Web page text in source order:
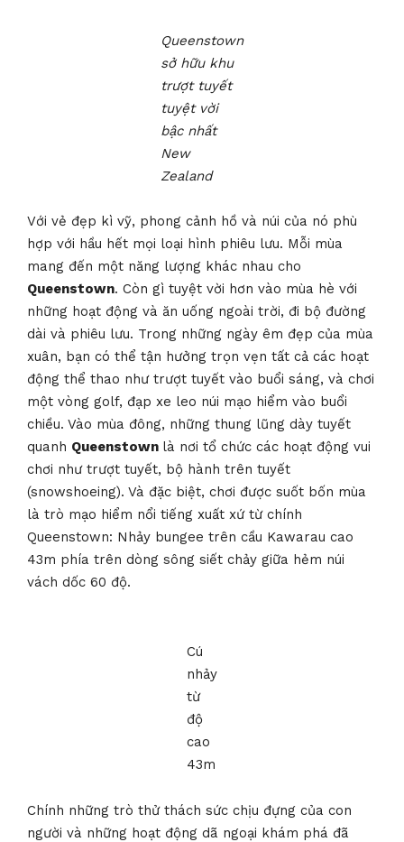
Queenstown
sở hữu khu
trượt tuyết
tuyệt vời
bậc nhất
New
Zealand
Với vẻ đẹp kì vỹ, phong cảnh hồ và núi của nó phù
hợp với hầu hết mọi loại hình phiêu lưu. Mỗi mùa
mang đến một năng lượng khác nhau cho
Queenstown. Còn gì tuyệt vời hơn vào mùa hè với
những hoạt động và ăn uống ngoài trời, đi bộ đường
dài và phiêu lưu. Trong những ngày êm đẹp của mùa
xuân, bạn có thể tận hưởng trọn vẹn tất cả các hoạt
động thể thao như trượt tuyết vào buổi sáng, và chơi
một vòng golf, đạp xe leo núi mạo hiểm vào buổi
chiều. Vào mùa đông, những thung lũng dày tuyết
quanh Queenstown là nơi tổ chức các hoạt động vui
chơi như trượt tuyết, bộ hành trên tuyết
(snowshoeing). Và đặc biệt, chơi được suốt bốn mùa
là trò mạo hiểm nổi tiếng xuất xứ từ chính
Queenstown: Nhảy bungee trên cầu Kawarau cao
43m phía trên dòng sông siết chảy giữa hẻm núi
vách dốc 60 độ.
Cú
nhảy
từ
độ
cao
43m
Chính những trò thử thách sức chịu đựng của con
người và những hoạt động dã ngoại khám phá đã